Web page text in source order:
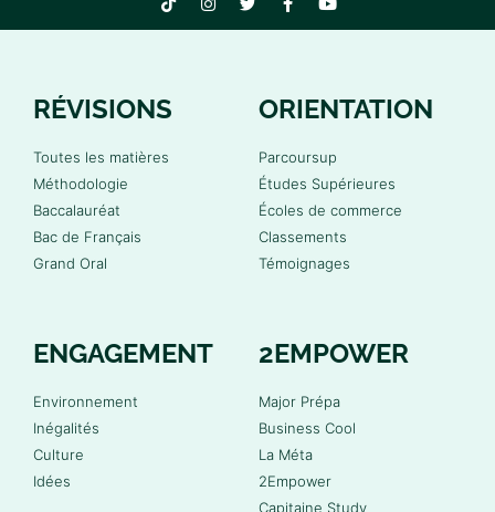
RÉVISIONS
Toutes les matières
Méthodologie
Baccalauréat
Bac de Français
Grand Oral
ORIENTATION
Parcoursup
Études Supérieures
Écoles de commerce
Classements
Témoignages
ENGAGEMENT
Environnement
Inégalités
Culture
Idées
2EMPOWER
Major Prépa
Business Cool
La Méta
2Empower
Capitaine Study